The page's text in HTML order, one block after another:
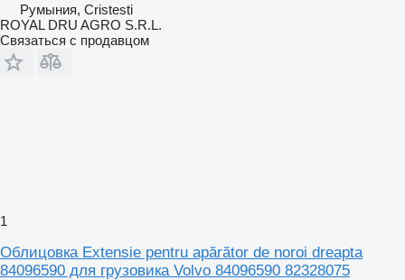
Румыния, Cristesti
ROYAL DRU AGRO S.R.L.
Связаться с продавцом
1
Облицовка Extensie pentru apărător de noroi dreapta
84096590 для грузовика Volvo 84096590 82328075